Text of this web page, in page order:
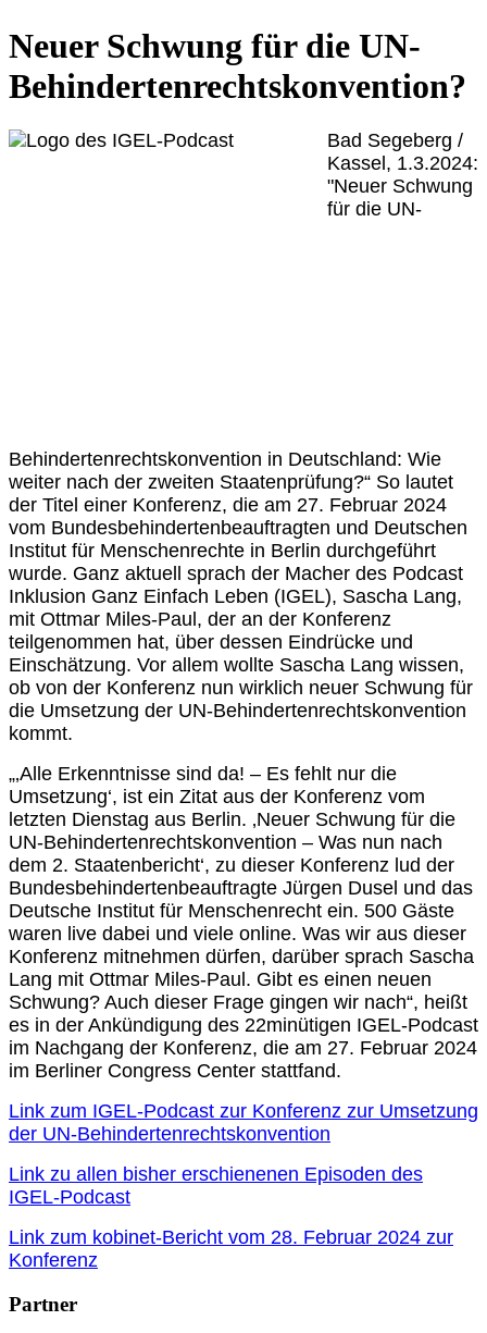
Neuer Schwung für die UN-
Behindertenrechtskonvention?
Bad Segeberg /
Kassel, 1.3.2024:
"Neuer Schwung
für die UN-
Behindertenrechtskonvention in Deutschland: Wie
weiter nach der zweiten Staatenprüfung?“ So lautet
der Titel einer Konferenz, die am 27. Februar 2024
vom Bundesbehindertenbeauftragten und Deutschen
Institut für Menschenrechte in Berlin durchgeführt
wurde. Ganz aktuell sprach der Macher des Podcast
Inklusion Ganz Einfach Leben (IGEL), Sascha Lang,
mit Ottmar Miles-Paul, der an der Konferenz
teilgenommen hat, über dessen Eindrücke und
Einschätzung. Vor allem wollte Sascha Lang wissen,
ob von der Konferenz nun wirklich neuer Schwung für
die Umsetzung der UN-Behindertenrechtskonvention
kommt.
„‚Alle Erkenntnisse sind da! – Es fehlt nur die
Umsetzung‘, ist ein Zitat aus der Konferenz vom
letzten Dienstag aus Berlin. ‚Neuer Schwung für die
UN-Behindertenrechtskonvention – Was nun nach
dem 2. Staatenbericht‘, zu dieser Konferenz lud der
Bundesbehindertenbeauftragte Jürgen Dusel und das
Deutsche Institut für Menschenrecht ein. 500 Gäste
waren live dabei und viele online. Was wir aus dieser
Konferenz mitnehmen dürfen, darüber sprach Sascha
Lang mit Ottmar Miles-Paul. Gibt es einen neuen
Schwung? Auch dieser Frage gingen wir nach“, heißt
es in der Ankündigung des 22minütigen IGEL-Podcast
im Nachgang der Konferenz, die am 27. Februar 2024
im Berliner Congress Center stattfand.
Link zum IGEL-Podcast zur Konferenz zur Umsetzung
der UN-Behindertenrechtskonvention
Link zu allen bisher erschienenen Episoden des
IGEL-Podcast
Link zum kobinet-Bericht vom 28. Februar 2024 zur
Konferenz
Partner